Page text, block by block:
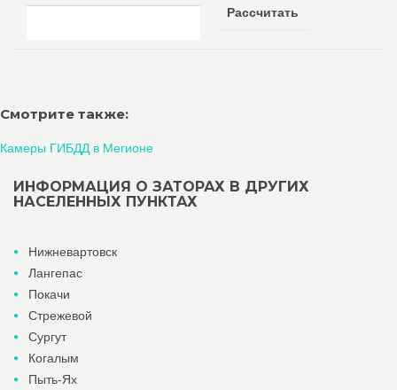
Рассчитать
Смотрите также:
Камеры ГИБДД в Мегионе
ИНФОРМАЦИЯ О ЗАТОРАХ В ДРУГИХ
НАСЕЛЕННЫХ ПУНКТАХ
Нижневартовск
Лангепас
Покачи
Стрежевой
Сургут
Когалым
Пыть-Ях